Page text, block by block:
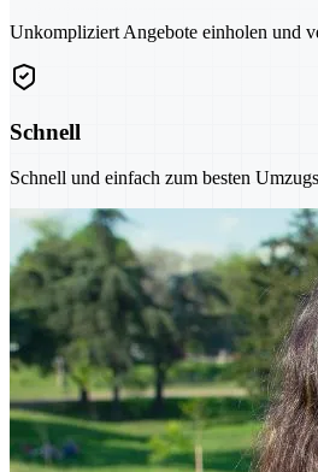
Unkompliziert Angebote einholen und
Schnell
Schnell und einfach zum besten